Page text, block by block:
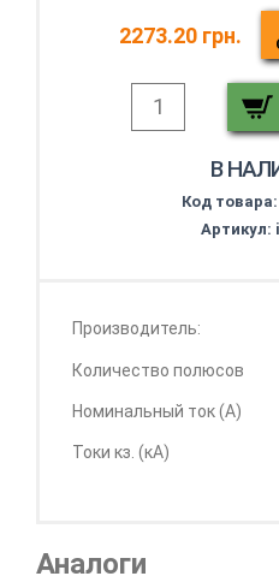
2273.20 грн.
В
Код товара:
Артикул:
Производитель:
Количество полюсов
Номинальный ток (А)
Токи кз. (кА)
Аналоги